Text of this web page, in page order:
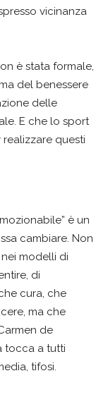
vicinanza
è stata formale,
del benessere
delle
E che lo sport
questi
è un
cambiare. Non
modelli di
di
cura, che
ma che
de
tocca a tutti
tifosi.